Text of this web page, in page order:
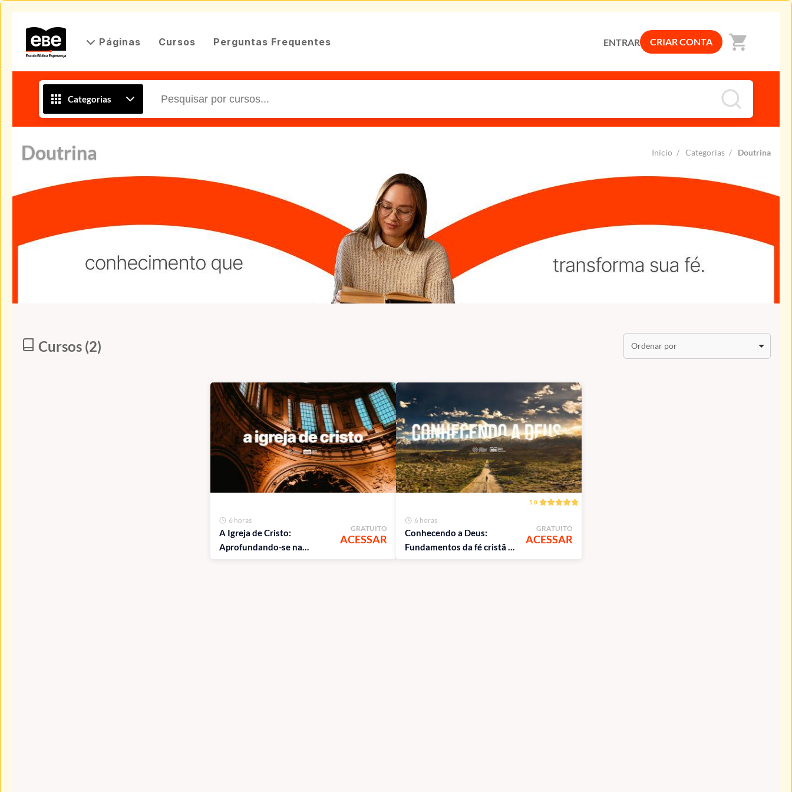
Páginas Cursos Perguntas Frequentes ENTRAR CRIAR CONTA shopping_cart
Categorias
Doutrina Início / Categorias / Doutrina
Cursos (2) Ordenar por
6 horas
A Igreja de Cristo:
Aprofundando-se na
missão cristã e no
GRATUITO
ACESSAR
5.0
6 horas
Conhecendo a Deus:
Fundamentos da fé cristã e
o relacionamento com o
GRATUITO
ACESSAR